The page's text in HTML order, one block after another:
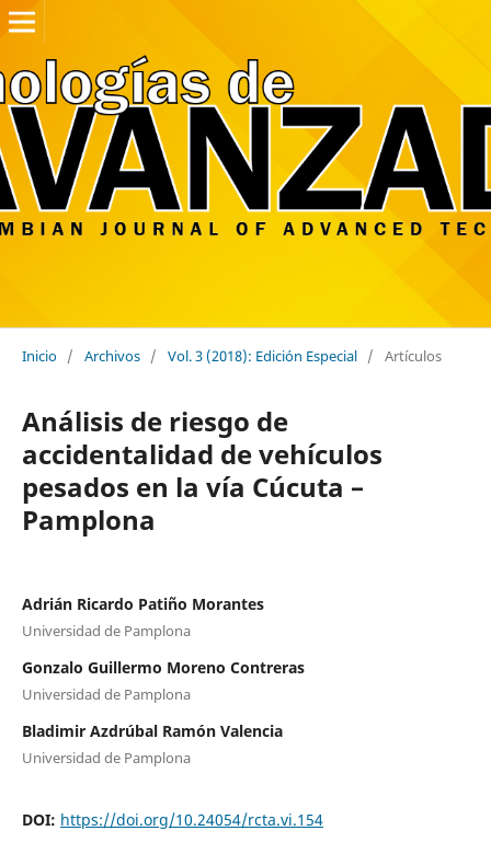
Inicio / Archivos / Vol. 3 (2018): Edición Especial / Artículos
Análisis de riesgo de
accidentalidad de vehículos
pesados en la vía Cúcuta –
Pamplona
Adrián Ricardo Patiño Morantes
Universidad de Pamplona
Gonzalo Guillermo Moreno Contreras
Universidad de Pamplona
Bladimir Azdrúbal Ramón Valencia
Universidad de Pamplona
DOI: https://doi.org/10.24054/rcta.vi.154